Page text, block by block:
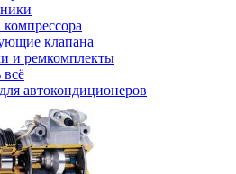
клапана
и ремкомплекты
автокондиционеров